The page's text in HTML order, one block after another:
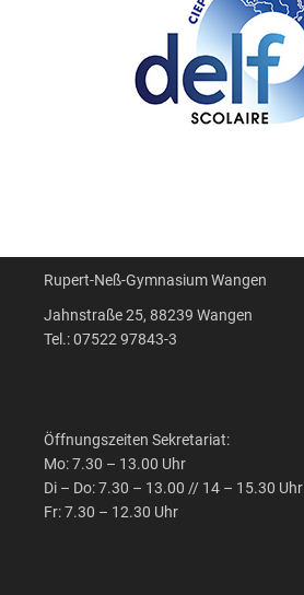
Rupert-Neß-Gymnasium Wangen
Jahnstraße 25, 88239 Wangen
Tel.: 07522 97843-3
Öffnungszeiten Sekretariat:
Mo: 7.30 – 13.00 Uhr
Di – Do: 7.30 – 13.00 // 14 – 15.30 Uhr
Fr: 7.30 – 12.30 Uhr